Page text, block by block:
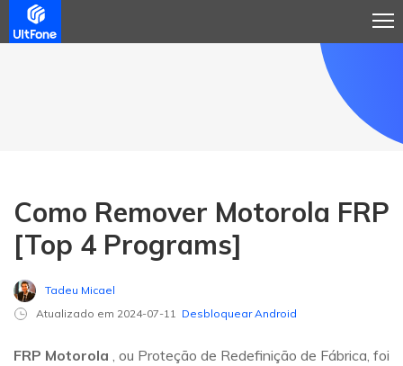
Como Remover Motorola FRP
[Top 4 Programs]
Tadeu Micael
Atualizado em 2024-07-11 Desbloquear Android
FRP Motorola , ou Proteção de Redefinição de Fábrica, foi